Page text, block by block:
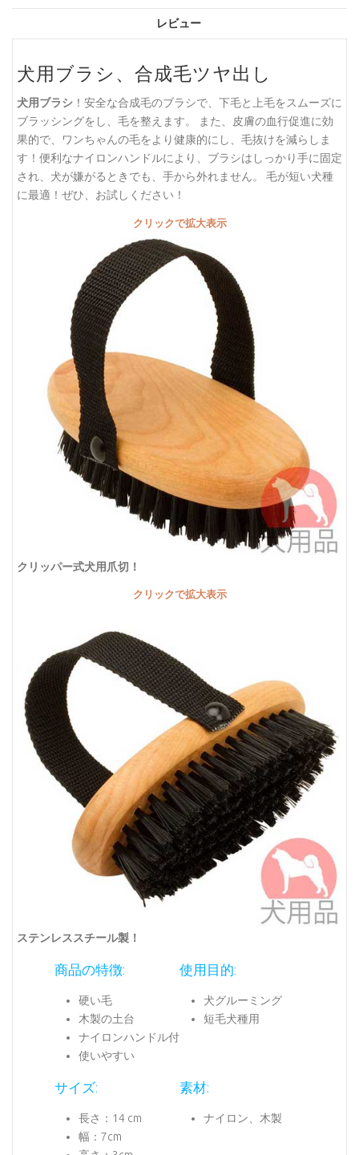
レビュー
犬用ブラシ、合成毛ツヤ出し
犬用ブラシ ！安全な合成毛のブラシで、下毛と上毛をスムーズに
ブラッシングをし、毛を整えます。 また、皮膚の血行促進に効
果的で、ワンちゃんの毛をより健康的にし、毛抜けを減らしま
す！便利なナイロンハンドルにより、ブラシはしっかり手に固定
され、犬が嫌がるときでも、手から外れません。 毛が短い犬種
に最適！ぜひ、お試しください！
クリックで拡大表示
クリッパー式犬用爪切！
クリックで拡大表示
ステンレススチール製！
商品の特徴:
硬い毛
木製の土台
ナイロンハンドル付
使いやすい
使用目的:
犬グルーミング
短毛犬種用
サイズ:
長さ：14 cm
幅：7cm
素材:
ナイロン、木製